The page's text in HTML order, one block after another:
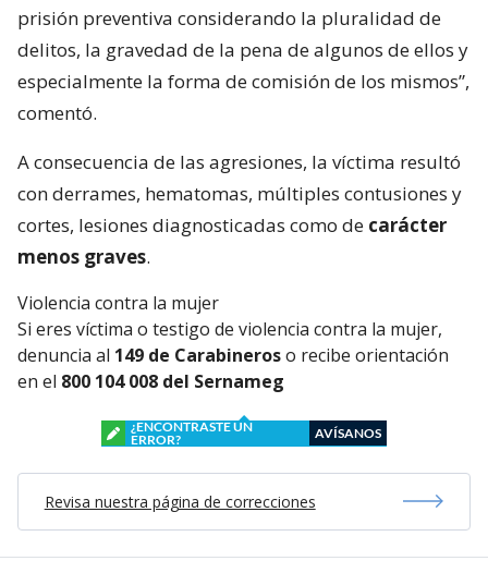
prisión preventiva considerando la pluralidad de
delitos, la gravedad de la pena de algunos de ellos y
especialmente la forma de comisión de los mismos”,
comentó.
A consecuencia de las agresiones, la víctima resultó
con derrames, hematomas, múltiples contusiones y
cortes, lesiones diagnosticadas como de carácter
menos graves.
Violencia contra la mujer
Si eres víctima o testigo de violencia contra la mujer,
denuncia al 149 de Carabineroso recibe orientación
en el 800 104 008 del Sernameg
¿ENCONTRASTE UN
ERROR?
AVÍSANOS
Revisa nuestra página de correcciones